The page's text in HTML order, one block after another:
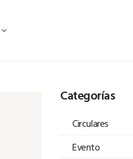
Categorías
Circulares
Evento